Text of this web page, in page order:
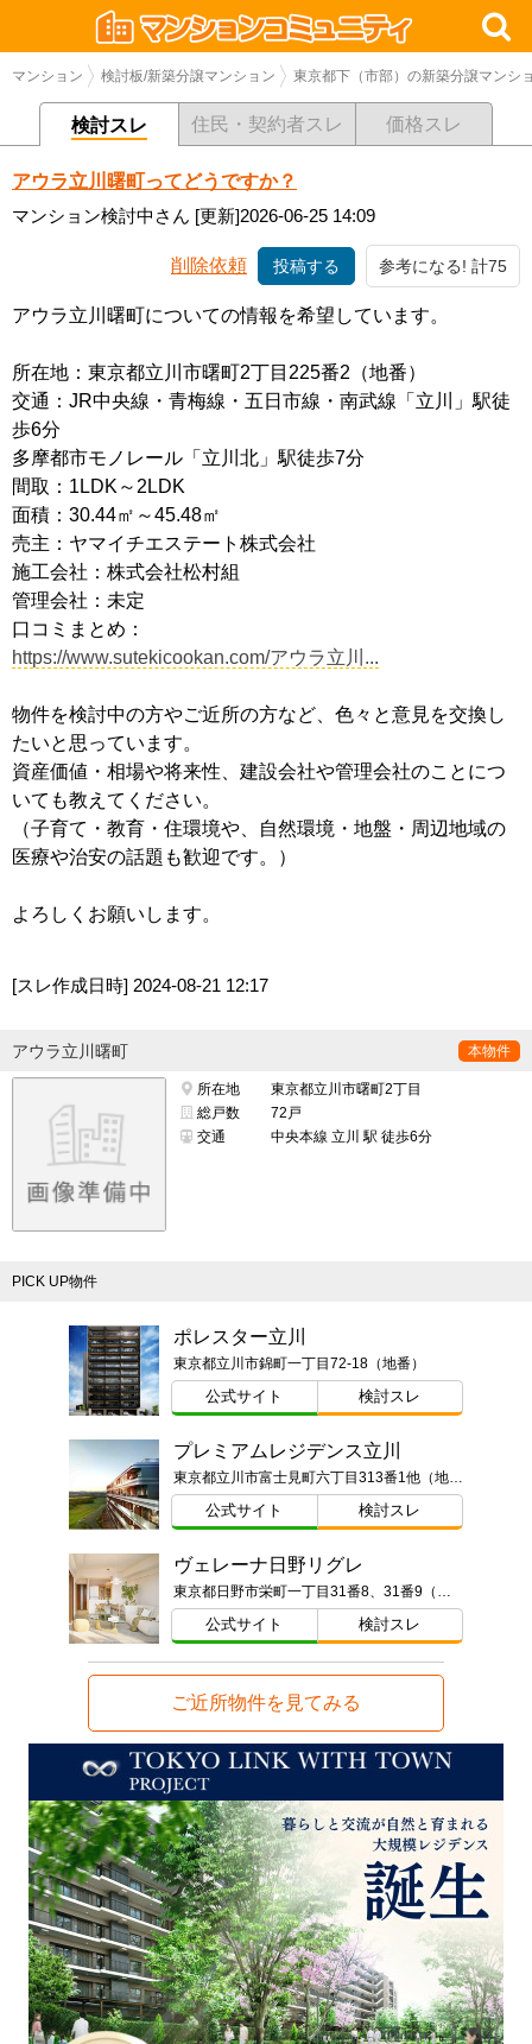
マンション 検討板/新築分譲マンション 東京都下（市部）の新築分譲マンシ
検討スレ 住民・契約者スレ 価格スレ
アウラ立川曙町ってどうですか？
マンション検討中さん [更新]2026-06-25 14:09
削除依頼 投稿する 参考になる! 計75
アウラ立川曙町についての情報を希望しています。
所在地：東京都立川市曙町2丁目225番2（地番）
交通：JR中央線・青梅線・五日市線・南武線「立川」駅徒
歩6分
多摩都市モノレール「立川北」駅徒歩7分
間取：1LDK～2LDK
面積：30.44㎡～45.48㎡
売主：ヤマイチエステート株式会社
施工会社：株式会社松村組
管理会社：未定
口コミまとめ：
https://www.sutekicookan.com/アウラ立川...
物件を検討中の方やご近所の方など、色々と意見を交換し
たいと思っています。
資産価値・相場や将来性、建設会社や管理会社のことにつ
いても教えてください。
（子育て・教育・住環境や、自然環境・地盤・周辺地域の
医療や治安の話題も歓迎です。）
よろしくお願いします。
[スレ作成日時] 2024-08-21 12:17
アウラ立川曙町 本物件
所在地
東京都立川市曙町2丁目
総戸数
72戸
交通
中央本線 立川 駅 徒歩6分
PICK UP物件
ポレスター立川
東京都立川市錦町一丁目72-18（地番）
公式サイト 検討スレ
プレミアムレジデンス立川
東京都立川市富士見町六丁目313番1他（地番）
公式サイト 検討スレ
ヴェレーナ日野リグレ
東京都日野市栄町一丁目31番8、31番9（地番）
公式サイト 検討スレ
ご近所物件を見てみる